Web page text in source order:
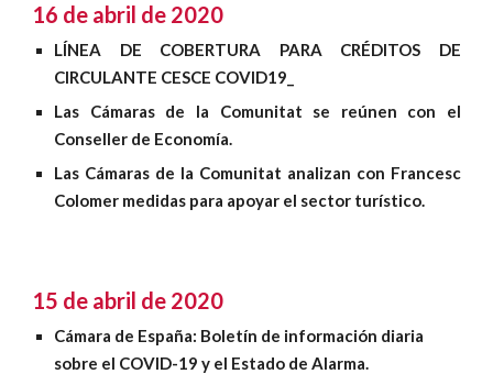
16 de abril de 2020
LÍNEA DE COBERTURA PARA CRÉDITOS DE
CIRCULANTE CESCE COVID19_
Las Cámaras de la Comunitat se reúnen con el
Conseller de Economía.
Las Cámaras de la Comunitat analizan con Francesc
Colomer medidas para apoyar el sector turístico.
15 de abril de 2020
Cámara de España: Boletín de información diaria
sobre el COVID-19 y el Estado de Alarma.